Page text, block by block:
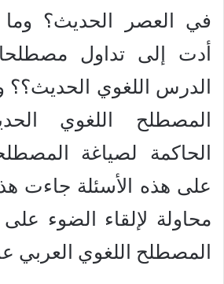
في العصر الحديث؟ وما
أدت إلى تداول
الدرس اللغوي الحديث؟؟
المصطلح اللغوي
الحاكمة لصياغة
على هذه الأسئلة جاءت
محاولة لإلقاء الضوء
المصطلح اللغوي العربي